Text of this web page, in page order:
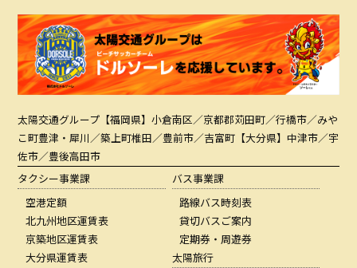
太陽交通グループ 【福岡県】小倉南区／京都郡苅田町／行橋市／みや
こ町豊津・犀川／築上町椎田／豊前市／吉富町【大分県】中津市／宇
佐市／豊後高田市
タクシー事業課
空港定額
北九州地区運賃表
京築地区運賃表
大分県運賃表
バス事業課
路線バス時刻表
貸切バスご案内
定期券・周遊券
太陽旅行